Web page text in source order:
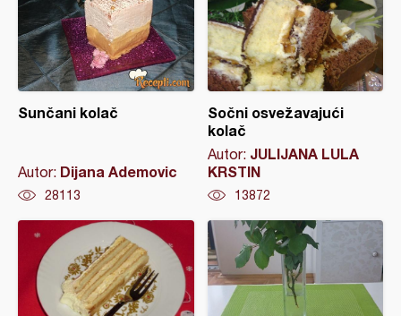
Sunčani kolač
Autor: Dijana Ademovic
28113
Sočni osvežavajući
kolač
Autor: JULIJANA LULA
KRSTIN
13872